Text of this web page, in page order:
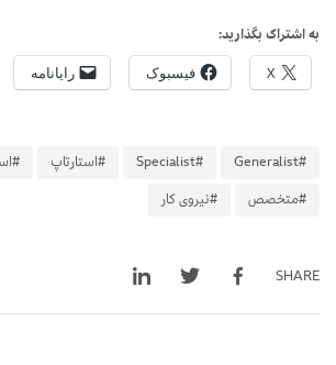
به اشتراک بگذارید:
X فیسبوک رایانامه
#Generalist
#Specialist #استارتاپ
#متخصص
#نیروی کار
SHARE